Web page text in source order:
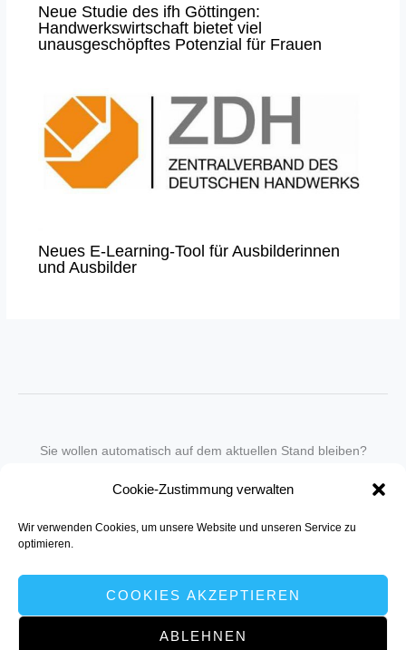
Cookie-Zustimmung verwalten
Wir verwenden Cookies, um unsere Website und unseren Service zu
optimieren.
COOKIES AKZEPTIEREN
ABLEHNEN
Neue Studie des ifh Göttingen:
Handwerkswirtschaft bietet viel
unausgeschöpftes Potenzial für Frauen
Neues E-Learning-Tool für Ausbilderinnen
und Ausbilder
Sie wollen automatisch auf dem aktuellen Stand bleiben?
in unseren Newsletter-Service auf.
Senden Sie für ein Angebot einfach eine